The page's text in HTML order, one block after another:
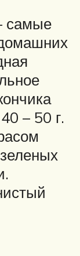
самые
– 50 г.